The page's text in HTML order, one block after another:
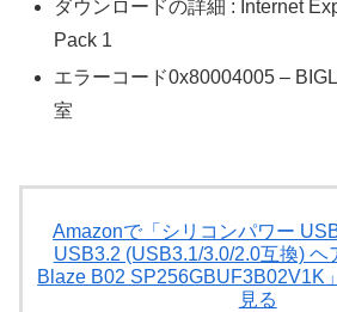
ダウンロードの詳細 : Internet
Pack 1
エラーコード0x80004005 –
室
Amazonで「シリコンパワー
USB3.2 (USB3.1/3.0/2.0互換) ヘ
Blaze B02 SP256GBUF3B02V1K
見る